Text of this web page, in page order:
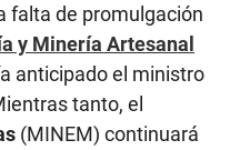
falta de promulgación
y Minería Artesanal
anticipado el ministro
tanto, el
(MINEM) continuará